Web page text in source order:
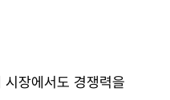
장에서도 경쟁력을